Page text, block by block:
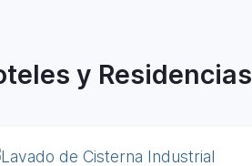
y Residencias